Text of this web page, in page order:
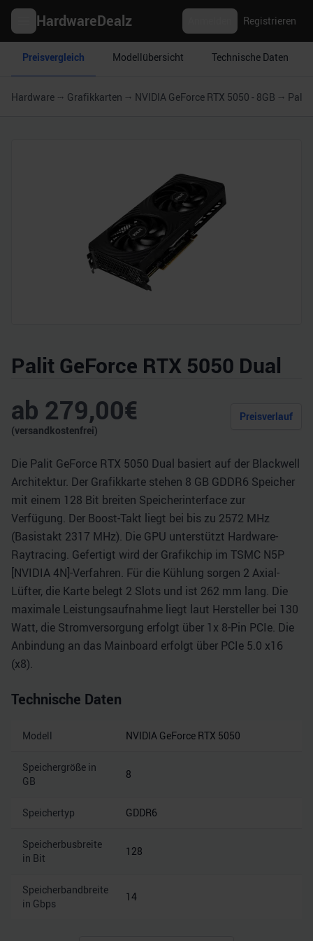
HardwareDealz Registrieren
Preisvergleich Modellübersicht Technische Daten
Hardware Grafikkarten NVIDIA GeForce RTX 5050 - 8GB Palit
Palit GeForce RTX 5050 Dual
ab 279,00€
(versandkostenfrei)
Preisverlauf
Die Palit GeForce RTX 5050 Dual basiert auf der Blackwell
Architektur. Der Grafikkarte stehen 8 GB GDDR6 Speicher
mit einem 128 Bit breiten Speicherinterface zur
Verfügung. Der Boost-Takt liegt bei bis zu 2572 MHz
(Basistakt 2317 MHz). Die GPU unterstützt Hardware-
Raytracing. Gefertigt wird der Grafikchip im TSMC N5P
[NVIDIA 4N]-Verfahren. Für die Kühlung sorgen 2 Axial-
Lüfter, die Karte belegt 2 Slots und ist 262 mm lang. Die
maximale Leistungsaufnahme liegt laut Hersteller bei 130
Watt, die Stromversorgung erfolgt über 1x 8-Pin PCIe. Die
Anbindung an das Mainboard erfolgt über PCIe 5.0 x16
(x8).
Technische Daten
Modell NVIDIA GeForce RTX 5050
Speichergröße in
GB
8
Speichertyp GDDR6
Speicherbusbreite
in Bit
128
Speicherbandbreite
in Gbps
14